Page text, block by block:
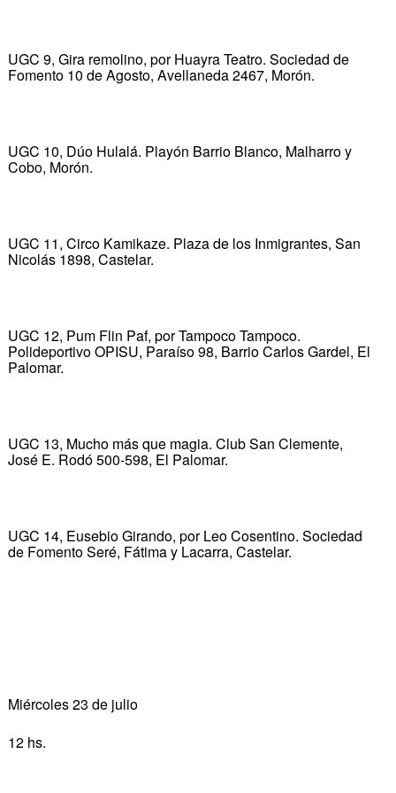
UGC 9, Gira remolino, por Huayra Teatro. Sociedad de
Fomento 10 de Agosto, Avellaneda 2467, Morón.
UGC 10, Dúo Hulalá. Playón Barrio Blanco, Malharro y
Cobo, Morón.
UGC 11, Circo Kamikaze. Plaza de los Inmigrantes, San
Nicolás 1898, Castelar.
UGC 12, Pum Flin Paf, por Tampoco Tampoco.
Polideportivo OPISU, Paraíso 98, Barrio Carlos Gardel, El
Palomar.
UGC 13, Mucho más que magia. Club San Clemente,
José E. Rodó 500-598, El Palomar.
UGC 14, Eusebio Girando, por Leo Cosentino. Sociedad
de Fomento Seré, Fátima y Lacarra, Castelar.
Miércoles 23 de julio
12 hs.